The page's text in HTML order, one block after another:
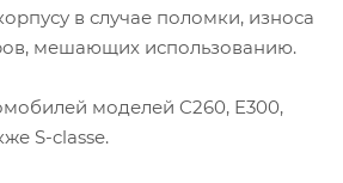
в случае поломки, износа
мешающих использованию.
моделей C260, E300,
S-classe.